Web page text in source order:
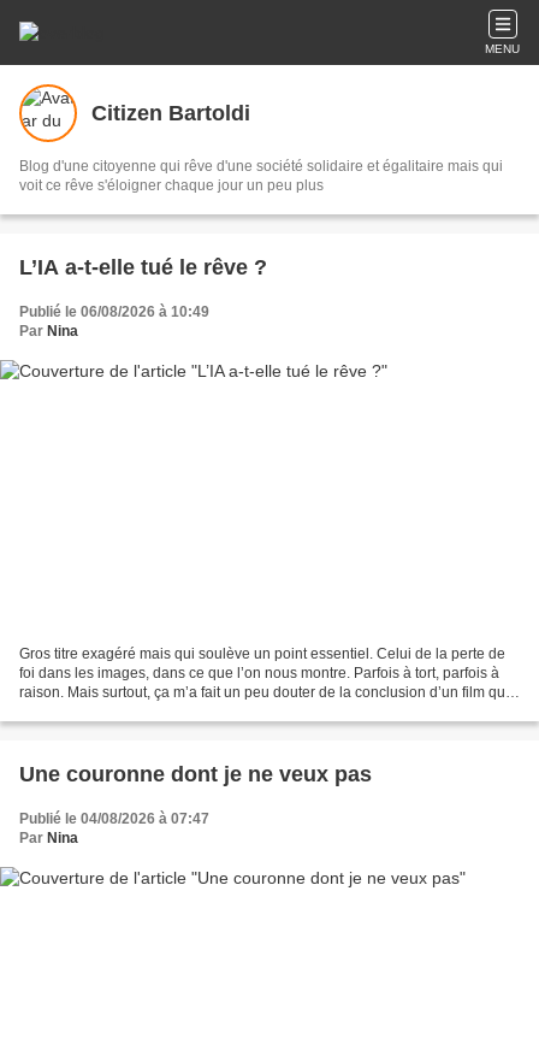
MENU
Citizen Bartoldi
Blog d'une citoyenne qui rêve d'une société solidaire et égalitaire mais qui
voit ce rêve s'éloigner chaque jour un peu plus
L’IA a-t-elle tué le rêve ?
Publié le 06/08/2026 à 10:49
Par Nina
Gros titre exagéré mais qui soulève un point essentiel. Celui de la perte de
foi dans les images, dans ce que l’on nous montre. Parfois à tort, parfois à
raison. Mais surtout, ça m’a fait un peu douter de la conclusion d’un film que
Une couronne dont je ne veux pas
Publié le 04/08/2026 à 07:47
Par Nina